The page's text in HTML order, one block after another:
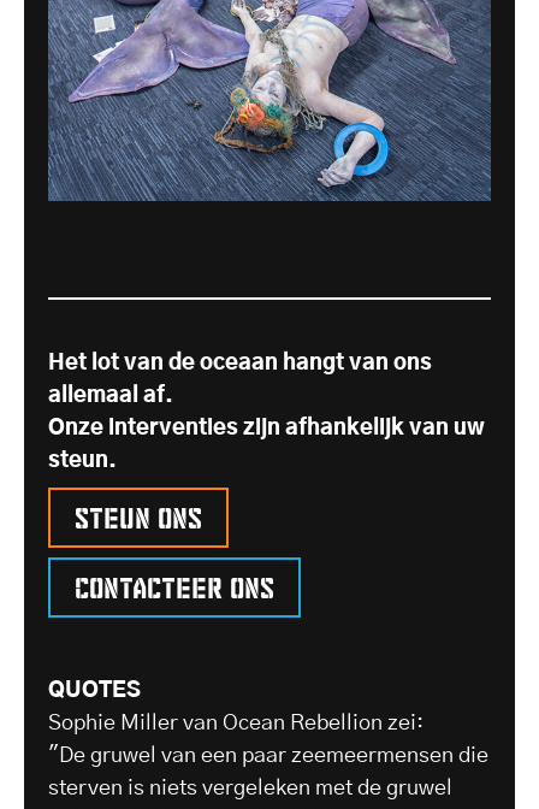
Het lot van de oceaan hangt van ons
allemaal af.
Onze interventies zijn afhankelijk van uw
steun.
Steun ons
Contacteer ons
QUOTES
Sophie Miller van Ocean Rebellion zei:
"De gruwel van een paar zeemeermensen die
sterven is niets vergeleken met de gruwel